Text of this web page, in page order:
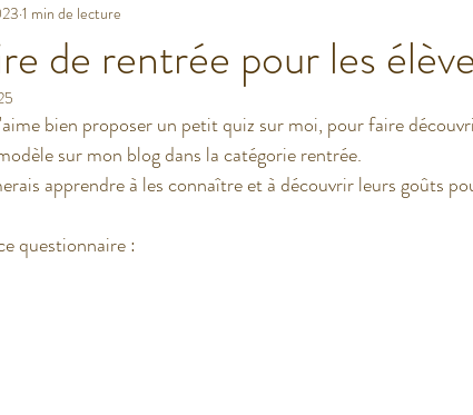
Classe dehors
de rentrée pour les
1 min de lecture
bien proposer un petit quiz sur moi, pour faire
sur mon blog dans la catégorie rentrée.
apprendre à les connaître et à découvrir leurs goûts
questionnaire :